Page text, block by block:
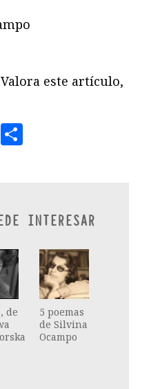
este artículo,
Email
INTERESAR
de
5 poemas
de Silvina
Ocampo